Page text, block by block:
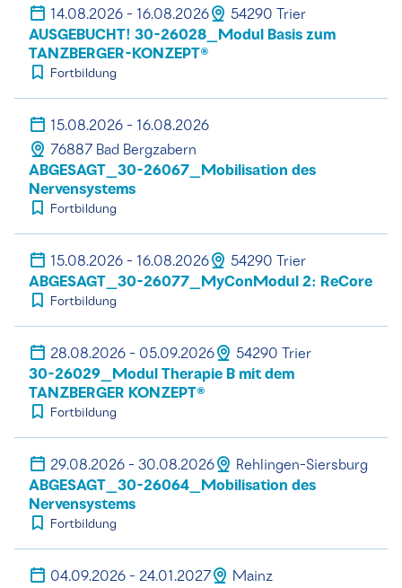
14.08.2026 - 16.08.2026 54290 Trier
AUSGEBUCHT! 30-26028_Modul Basis zum
TANZBERGER-KONZEPT®
Fortbildung
15.08.2026 - 16.08.2026
76887 Bad Bergzabern
ABGESAGT_30-26067_Mobilisation des
Nervensystems
Fortbildung
15.08.2026 - 16.08.2026 54290 Trier
ABGESAGT_30-26077_MyConModul 2: ReCore
Fortbildung
28.08.2026 - 05.09.2026 54290 Trier
30-26029_Modul Therapie B mit dem
TANZBERGER KONZEPT®
Fortbildung
29.08.2026 - 30.08.2026 Rehlingen-Siersburg
ABGESAGT_30-26064_Mobilisation des
Nervensystems
Fortbildung
04.09.2026 - 24.01.2027 Mainz